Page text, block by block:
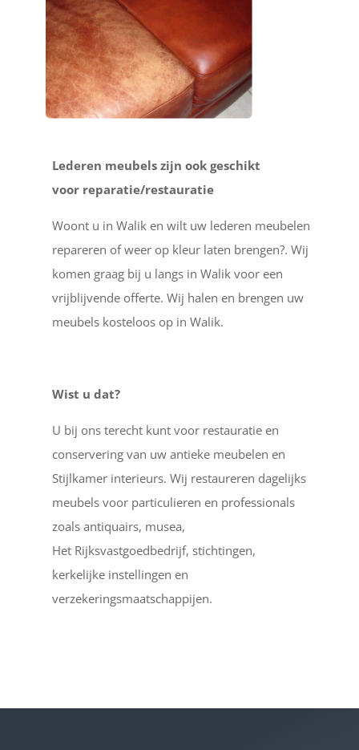
Lederen meubels zijn ook geschikt
voor reparatie/restauratie
Woont u in Walik en wilt uw lederen meubelen
repareren of weer op kleur laten brengen?. Wij
komen graag bij u langs in Walik voor een
vrijblijvende offerte. Wij halen en brengen uw
meubels kosteloos op in Walik.
Wist u dat?
U bij ons terecht kunt voor restauratie en
conservering van uw antieke meubelen en
Stijlkamer interieurs. Wij restaureren dagelijks
meubels voor particulieren en professionals
zoals antiquairs, musea,
Het Rijksvastgoedbedrijf, stichtingen,
kerkelijke instellingen en
verzekeringsmaatschappijen.